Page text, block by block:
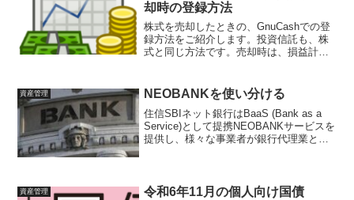
却時の登録方法
株式を売却したときの、GnuCashでの登
録方法をご紹介します。投資信託も、株
式と同じ方法です。売却時は、損益計算
買損益を計算するGnuCashへ売却を記録
する詳しく見...
資産管理 NEOBANKを使い分ける
住信SBIネット銀行はBaaS (Bank as a
Service)として提携NEOBANKサービスを
提供し、様々な事業者が銀行代理業とし
資産管理 令和6年11月の個人向け国債